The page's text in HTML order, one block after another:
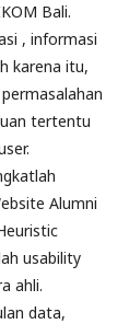
Bali.
, informasi
karena itu,
tertentu
Alumni
usability
ahli.
data,